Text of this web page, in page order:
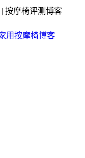
按摩椅评测博客